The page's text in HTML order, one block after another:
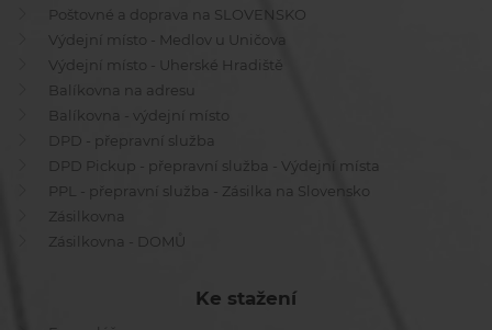
Poštovné a doprava na SLOVENSKO
Výdejní místo - Medlov u Uničova
Výdejní místo - Uherské Hradiště
Balíkovna na adresu
Balíkovna - výdejní místo
DPD - přepravní služba
DPD Pickup - přepravní služba - Výdejní místa
PPL - přepravní služba - Zásilka na Slovensko
Zásilkovna
Zásilkovna - DOMŮ
Ke stažení